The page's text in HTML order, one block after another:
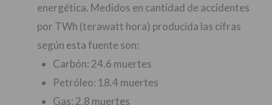
energética. Medidos en cantidad de accidentes
por TWh (terawatt hora) producida las cifras
según esta fuente son:
Carbón: 24.6 muertes
Petróleo: 18.4 muertes
Gas: 2.8 muertes